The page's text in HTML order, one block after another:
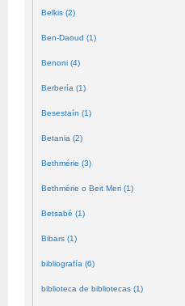
Belkis (2)
Ben-Daoud (1)
Benoni (4)
Berbería (1)
Besestaín (1)
Betania (2)
Bethmérie (3)
Bethmérie o Beit Meri (1)
Betsabé (1)
Bibars (1)
bibliografía (6)
biblioteca de bibliotecas (1)